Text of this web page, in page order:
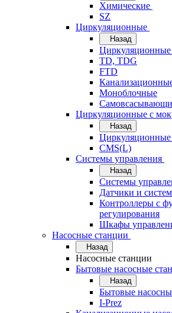
Химические
SZ
Циркуляционные
Назад
Циркуляционные
TD, TDG
FTD
Моноблочные
Циркуляционные с
Назад
CMS(L)
Системы управления
Назад
Системы
Датчики и
Контроллеры с
регулирования
Шкафы
Насосные станции
Назад
Насосные станции
Бытовые насосные
Назад
Бытовые
I-Prez